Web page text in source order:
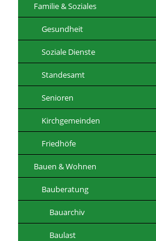
Familie & Soziales
Gesundheit
Soziale Dienste
Standesamt
Senioren
Kirchgemeinden
Friedhöfe
Bauen & Wohnen
Bauberatung
Bauarchiv
Baulast